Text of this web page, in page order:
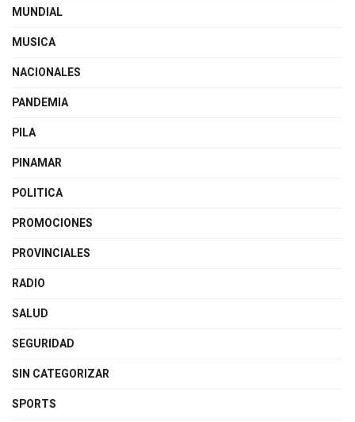
MUNDIAL
MUSICA
NACIONALES
PANDEMIA
PILA
PINAMAR
POLITICA
PROMOCIONES
PROVINCIALES
RADIO
SALUD
SEGURIDAD
SIN CATEGORIZAR
SPORTS